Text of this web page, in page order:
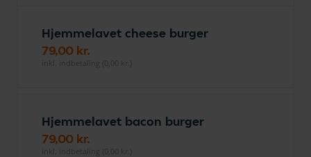
Hjemmelavet cheese burger
79,00 kr.
inkl. indbetaling (0,00 kr.)
Hjemmelavet bacon burger
79,00 kr.
inkl. indbetaling (0,00 kr.)